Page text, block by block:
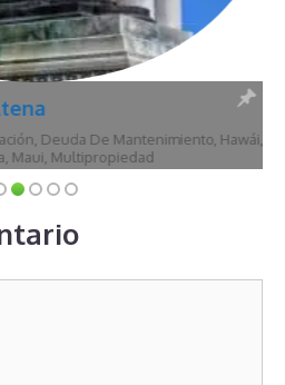
, Deuda De Mantenimiento, Hawái,
, Maui, Multipropiedad